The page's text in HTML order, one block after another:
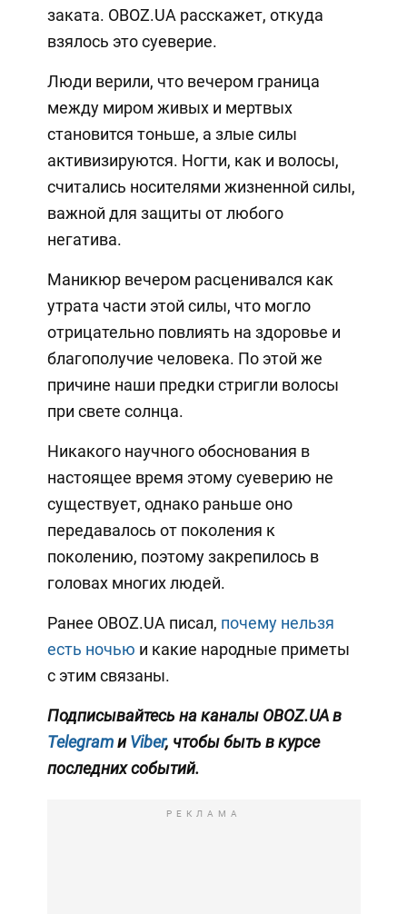
заката. OBOZ.UA расскажет, откуда
взялось это суеверие.
Люди верили, что вечером граница
между миром живых и мертвых
становится тоньше, а злые силы
активизируются. Ногти, как и волосы,
считались носителями жизненной силы,
важной для защиты от любого
негатива.
Маникюр вечером расценивался как
утрата части этой силы, что могло
отрицательно повлиять на здоровье и
благополучие человека. По этой же
причине наши предки стригли волосы
при свете солнца.
Никакого научного обоснования в
настоящее время этому суеверию не
существует, однако раньше оно
передавалось от поколения к
поколению, поэтому закрепилось в
головах многих людей.
Ранее OBOZ.UA писал, почему нельзя
есть ночью и какие народные приметы
с этим связаны.
Подписывайтесь на каналы OBOZ.UA в
Telegram и Viber, чтобы быть в курсе
последних событий.
РЕКЛАМА